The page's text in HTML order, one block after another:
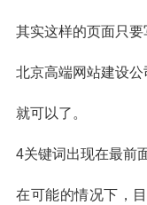
其实这样的页面只要
北京高端网站建设公
就可以了。
4关键词出现在最前
在可能的情况下，